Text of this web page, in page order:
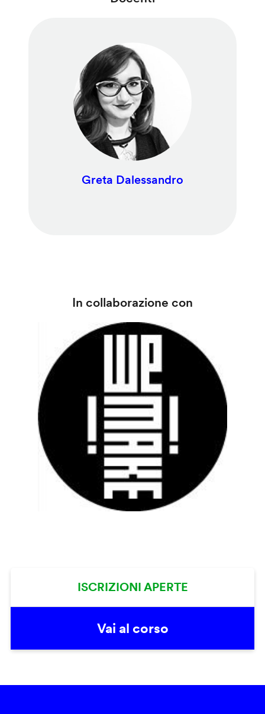
Greta Dalessandro
In collaborazione con
ISCRIZIONI APERTE
Vai al corso